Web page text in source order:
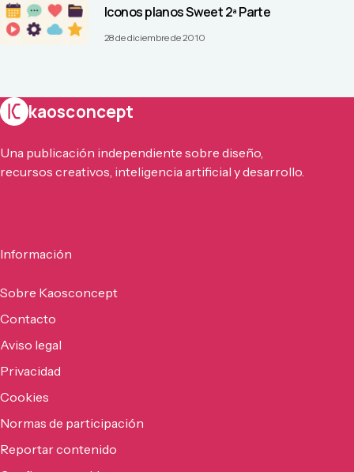
Iconos planos Sweet 2ª Parte
28 de diciembre de 2010
kaosconcept
Una publicación independiente sobre diseño,
recursos creativos, inteligencia artificial y desarrollo.
Información
Sobre Kaosconcept
Contacto
Aviso legal
Privacidad
Cookies
Normas de participación
Reportar contenido